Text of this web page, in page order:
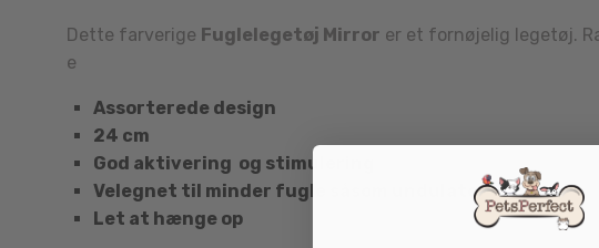
Dette farverige Fuglelegetøj Mirror er et fornøjelig legetøj.
e
Assorterede design
24 cm
God aktivering og stimulering
Velegnet til minder fugle såsom undulater
Let at hænge op